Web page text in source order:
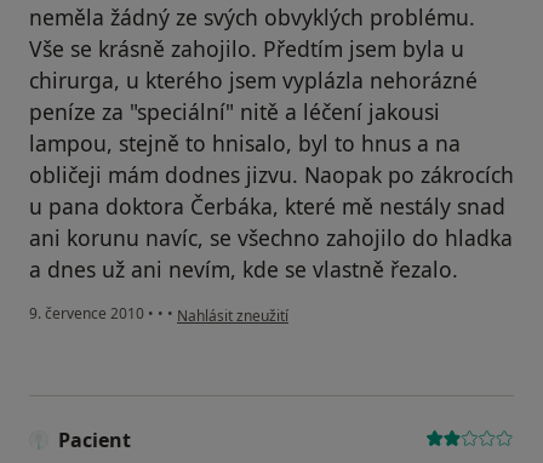
neměla žádný ze svých obvyklých problému.
Vše se krásně zahojilo. Předtím jsem byla u
chirurga, u kterého jsem vyplázla nehorázné
peníze za "speciální" nitě a léčení jakousi
lampou, stejně to hnisalo, byl to hnus a na
obličeji mám dodnes jizvu. Naopak po zákrocích
u pana doktora Čerbáka, které mě nestály snad
ani korunu navíc, se všechno zahojilo do hladka
a dnes už ani nevím, kde se vlastně řezalo.
9. července 2010 • • • podle názoru uživatele Pacient
Nahlásit zneužití
Pacient